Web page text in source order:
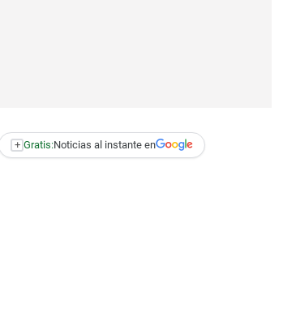
+ Gratis:Noticias al instante en